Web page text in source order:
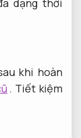
dạng thời
khi hoàn
. Tiết kiệm